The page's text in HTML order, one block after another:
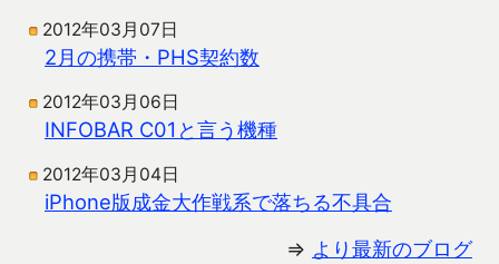
2012年03月07日
2月の携帯・PHS契約数
2012年03月06日
INFOBAR C01と言う機種
2012年03月04日
iPhone版成金大作戦系で落ちる不具合
⇒ より最新のブログ